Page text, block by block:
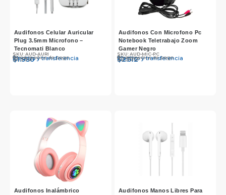
Audifonos Celular Auricular
Plug 3.5mm Microfono –
Tecnomati Blanco
SKU: AUD-AURI
$1.930
Efectivo y transferencia
$1.990
Otros medios de pago
Audifonos Con Microfono Pc
Notebook Teletrabajo Zoom
Gamer Negro
SKU: AUD-MIC-PC
$2.512
Efectivo y transferencia
$2.590
Otros medios de pago
Audifonos Inalámbrico
Audifonos Manos Libres Para